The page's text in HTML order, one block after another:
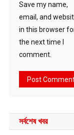
Save my name,
email, and
in this browser
the next time I
comment.
সর্বশেষ খবর